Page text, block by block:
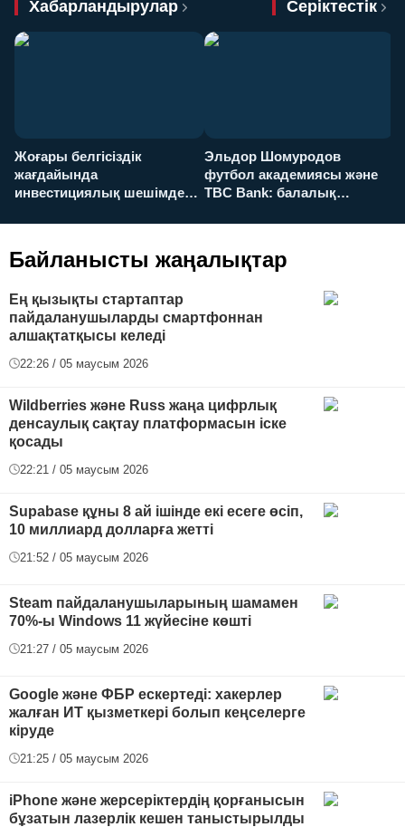
Хабарландырулар Серіктестік
Жоғары белгісіздік
жағдайында
инвестициялық шешімдер
Эльдор Шомуродов
футбол академиясы және
TBC Bank: балалық
Байланысты жаңалықтар
Ең қызықты стартаптар
пайдаланушыларды смартфоннан
алшақтатқысы келеді
22:26 / 05 маусым 2026
Wildberries және Russ жаңа цифрлық
денсаулық сақтау платформасын іске
қосады
22:21 / 05 маусым 2026
Supabase құны 8 ай ішінде екі есеге өсіп,
10 миллиард долларға жетті
21:52 / 05 маусым 2026
Steam пайдаланушыларының шамамен
70%-ы Windows 11 жүйесіне көшті
21:27 / 05 маусым 2026
Google және ФБР ескертеді: хакерлер
жалған ИТ қызметкері болып кеңселерге
кіруде
21:25 / 05 маусым 2026
iPhone және жерсеріктердің қорғанысын
бұзатын лазерлік кешен таныстырылды